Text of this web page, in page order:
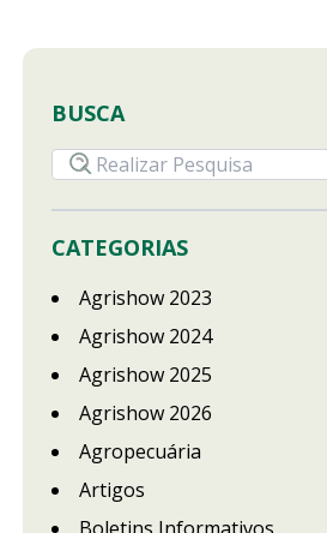
BUSCA
CATEGORIAS
Agrishow 2023
Agrishow 2024
Agrishow 2025
Agrishow 2026
Agropecuária
Artigos